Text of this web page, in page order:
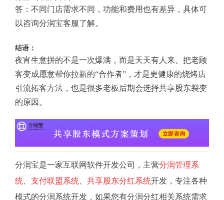
答：不同门店需求不同，功能和费用也有差异，具体可
以咨询分润宝客服了解。
结语：
夜宵生意拼的不是一次爆满，而是天天有人来。把老顾
客变成愿意帮你拉新的“合作者”，才是更健康的烧烤店
引流拓客方法，也是很多老板后期会选择共享股东裂变
的原因。
分润宝是一家互联网软件开发公司，主营分润管理系
统
支付联盟系统 共享股东分红系统开发，专注各种
模式的分润系统开发，如果您有分润分红相关系统需求